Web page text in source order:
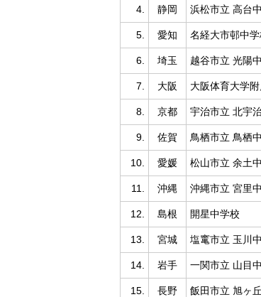
4. 静岡 浜松市立 高台
5. 愛知 名経大市邨中学
6. 埼玉 越谷市立 光陽
7. 大阪 大阪体育大学
8. 京都 宇治市立 北宇
9. 佐賀 鳥栖市立 鳥栖
10. 愛媛 松山市立 余土
11. 沖縄 沖縄市立 宮里
12. 島根 開星中学校
13. 宮城 塩竃市立 玉川
14. 岩手 一関市立 山目
15. 長野 飯田市立 旭ヶ